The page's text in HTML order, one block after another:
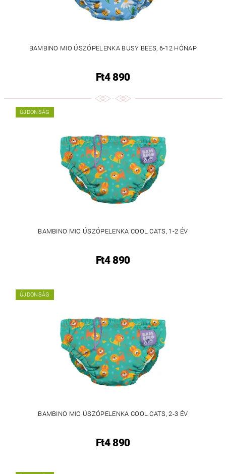
BAMBINO MIO ÚSZÓPELENKA BUSY BEES, 6-12 HÓNAP
Ft4 890
ÚJDONSÁG
BAMBINO MIO ÚSZÓPELENKA COOL CATS, 1-2 ÉV
Ft4 890
ÚJDONSÁG
BAMBINO MIO ÚSZÓPELENKA COOL CATS, 2-3 ÉV
Ft4 890